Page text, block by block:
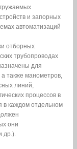
и запорных
автоматизаций
отборных
трубопроводах
для
также манометров,
линий,
процессов в
каждом отдельном
они
др.).